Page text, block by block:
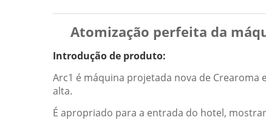
Atomização perfeita da
Introdução de produto:
Arc1 é máquina projetada nova de Crearoma
alta.
É apropriado para a entrada do hotel,